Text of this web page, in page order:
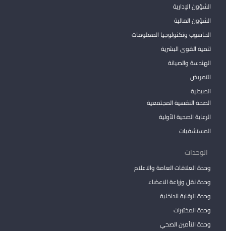
الشؤون الإدارية
الشؤون المالية
الحاسوب وتكنولوجيا المعلومات
تنمية القوى البشرية
الهندسة والصيانة
التمريض
الصيدلية
الصحة النفسية المجتمعية
الرعاية الصحية الأولية
المستشفيات
الوحدات
وحدة العلاقات العامة والاعلام
وحدة نقل وزراعة الاعضاء
وحدة الرقابة الداخلية
وحدة المختبرات
وحدة التأمين الصحي